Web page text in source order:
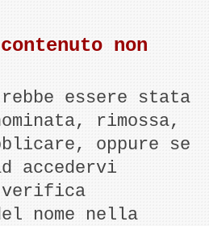
non
essere stata
rimossa,
oppure se
accedervi
verifica
nome nella